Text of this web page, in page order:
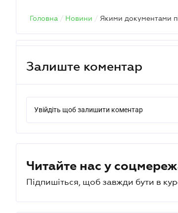
Головна / Новини /
Залиште коментар
Увійдіть щоб залишити коментар
Читайте нас у
Підпишіться, щоб завжди бути в